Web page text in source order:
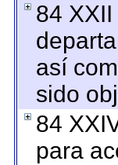
84
así
sido
84
para